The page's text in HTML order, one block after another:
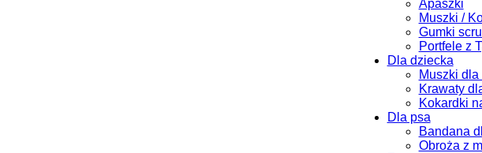
Apaszki
Muszki /
Gumki
Portfele z
Dla dziecka
Muszki dla
Krawaty
Kokardki
Dla psa
Bandana
Obroża z